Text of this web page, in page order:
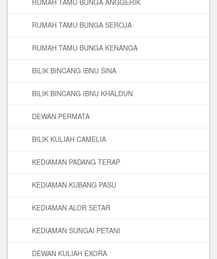
RUMAH TAMU BUNGA ANGGERIK
RUMAH TAMU BUNGA SEROJA
RUMAH TAMU BUNGA KENANGA
BILIK BINCANG IBNU SINA
BILIK BINCANG IBNU KHALDUN
DEWAN PERMATA
BILIK KULIAH CAMELIA
KEDIAMAN PADANG TERAP
KEDIAMAN KUBANG PASU
KEDIAMAN ALOR SETAR
KEDIAMAN SUNGAI PETANI
DEWAN KULIAH EXORA